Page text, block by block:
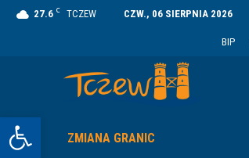
Otwórz pasek narzędzi
27.6 C TCZEW CZW., 06 SIERPNIA 2026
BIP
ZMIANA GRANIC